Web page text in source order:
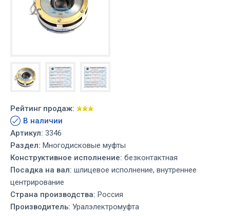
Рейтинг продаж:
В наличии
Артикул: 3346
Раздел: Многодисковые муфты
Конструктивное исполнение: безконтактная
Посадка на вал: шлицевое исполнение, внутреннее
центрирование
Страна производства: Россия
Производитель: Уралэлектромуфта